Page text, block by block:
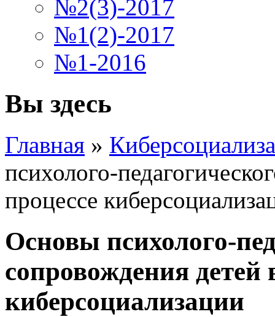
№2(3)-2017
№1(2)-2017
№1-2016
Вы здесь
Главная »
психолого-
процессе
Основы психолого-
сопровождения детей
киберсоциализации